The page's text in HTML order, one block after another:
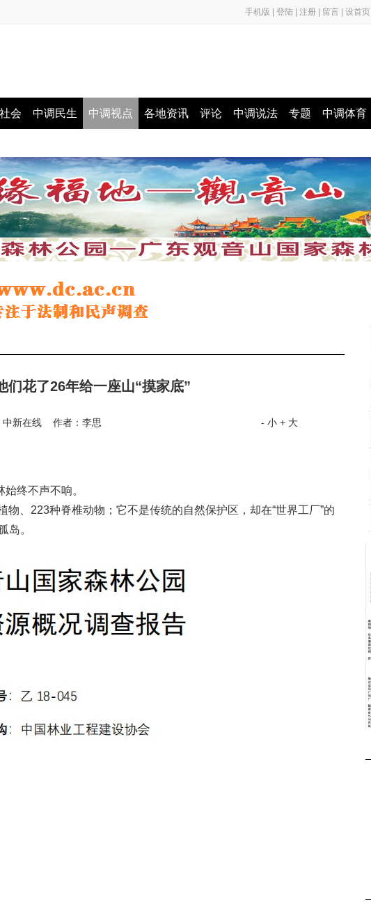
手机版 登陆 注册 留言 设首页
会 中调民生 中调视点 各地资讯 评论 中调说法 专题 中调体育
们花了26年给一座山“摸家底”
中新在线 作者：李思 - 小 + 大
终不声不响。
、223种脊椎动物；它不是传统的自然保护区，却在“世界工厂”的
岛。